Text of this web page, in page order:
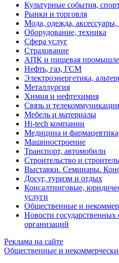
Культурные события,
Рынки и торговля
Мода, одежда, аксессуары,
Оборудование, техника
Сфера услуг
Страхование
АПК и пищевая
Нефть, газ, ГСМ
Электроэнергетика,
Металлургия
Химия и нефтехимия
Связь и телекоммуникации
Мебель и материалы
Hi-tech компании
Медицина и
Машиностроение
Транспорт, автомобили
Строительство и
Выставки. Семинары.
Досуг, туризм и отдых
Консалтинговые,
услуги
Общественные и
Новости
организаций
Реклама на сайте
Общественные и